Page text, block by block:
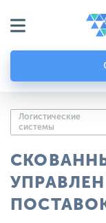
Логистические
системы